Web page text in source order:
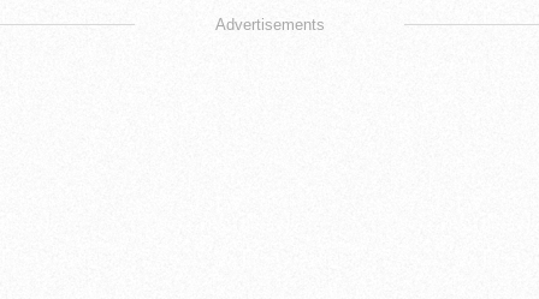
Advertisements